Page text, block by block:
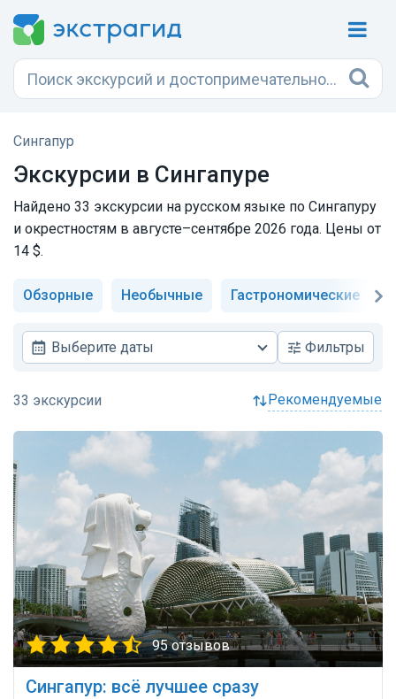
Сингапур
Экскурсии в Сингапуре
Найдено 33 экскурсии на русском языке по Сингапуру
и окрестностям в августе–сентябре 2026 года. Цены от
14 $.
Обзорные Необычные Гастрономические
Выберите даты Фильтры
рекомендуемые
95 отзывов
Сингапур: всё лучшее сразу